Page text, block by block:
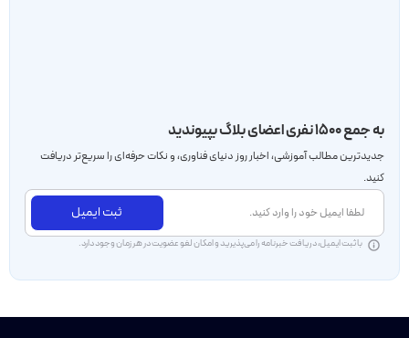
به جمع ۱۵۰۰ نفری اعضای بلاگ بپیوندید
جدید‌ترین مطالب آموزشی، اخبار روز دنیای فناوری، و نکات حرفه‌ای را سریع‌تر دریافت
کنید.
ثبت ایمیل
با ثبت ایمیل، دریافت خبرنامه را می‌پذیرید و امکان لغو عضویت در هر زمان وجود دارد.